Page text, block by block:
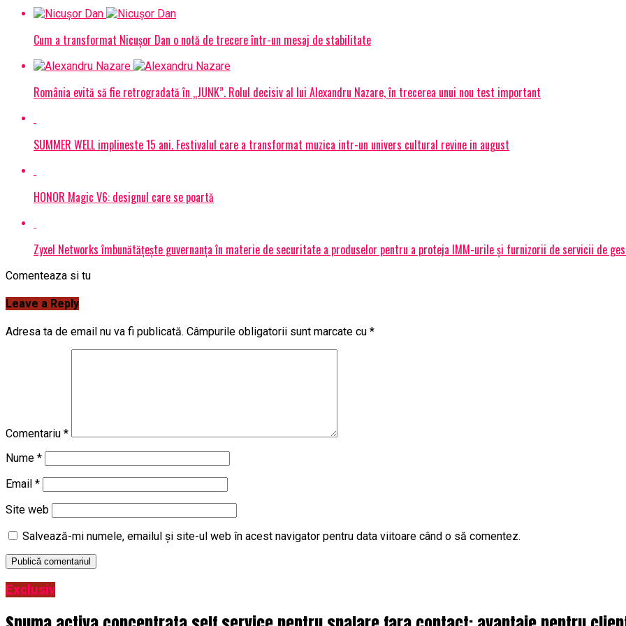
Cum a transformat Nicușor Dan o notă de trecere într-un mesaj de stabilitate
România evită să fie retrogradată în „JUNK”. Rolul decisiv al lui Alexandru Nazare, în trecerea unui nou test important
SUMMER WELL implineste 15 ani. Festivalul care a transformat muzica intr-un univers cultural revine in august
HONOR Magic V6: designul care se poartă
Zyxel Networks îmbunătățește guvernanța în materie de securitate a produselor pentru a proteja IMM-urile și furnizorii de servicii de
Comenteaza si tu
Leave a Reply
Adresa ta de email nu va fi publicată. Câmpurile obligatorii sunt marcate cu *
Comentariu *
Nume *
Email *
Site web
Salvează-mi numele, emailul și site-ul web în acest navigator pentru data viitoare când o să comentez.
Exclusiv